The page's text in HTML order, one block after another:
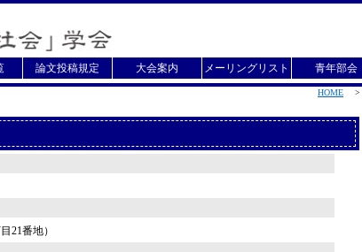
論文投稿規定 大会案内 メーリングリスト 青年部会
HOME >
21番地）